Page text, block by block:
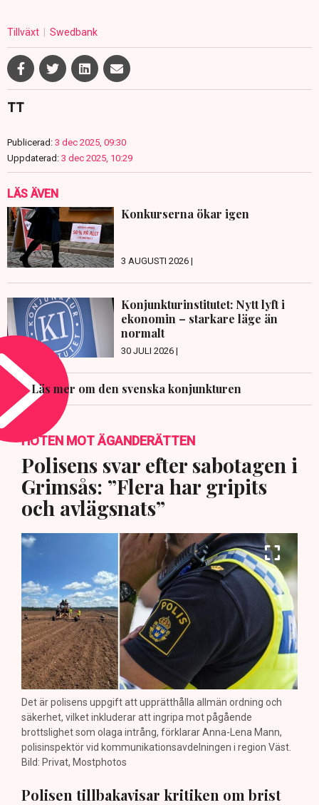
Tillväxt Swedbank
TT
Publicerad: 3 dec 2025, 09:30
Uppdaterad: 3 dec 2025, 10:29
LÄS ÄVEN
Konkurserna ökar igen
3 AUGUSTI 2026 |
Konjunkturinstitutet: Nytt lyft i
ekonomin – starkare läge än
normalt
30 JULI 2026 |
Läs mer om den svenska konjunkturen
HOTEN MOT ÄGANDERÄTTEN
Polisens svar efter sabotagen i
Grimsås: ”Flera har gripits
och avlägsnats”
Det är polisens uppgift att upprätthålla allmän ordning och
säkerhet, vilket inkluderar att ingripa mot pågående
brottslighet som olaga intrång, förklarar Anna-Lena Mann,
polisinspektör vid kommunikationsavdelningen i region Väst.
Bild: Privat, Mostphotos
Polisen tillbakavisar kritiken om brist